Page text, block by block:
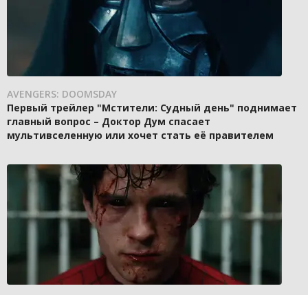
AVENGERS: DOOMSDAY
Первый трейлер "Мстители: Судный день" поднимает
главный вопрос – Доктор Дум спасает
мультивселенную или хочет стать её правителем